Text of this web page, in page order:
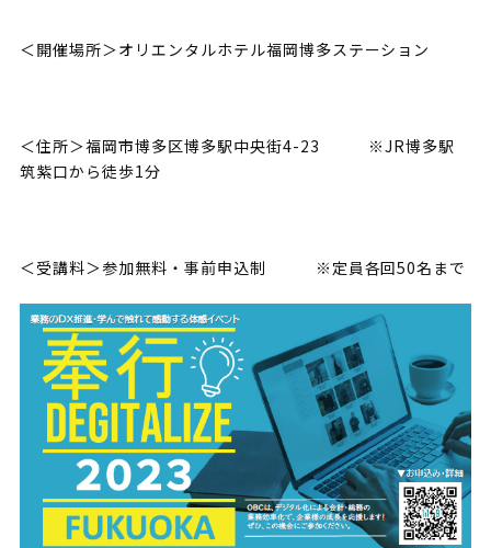
＜開催場所＞オリエンタルホテル福岡博多ステーション
＜住所＞福岡市博多区博多駅中央街4-23 ※JR博多駅
筑紫口から徒歩1分
＜受講料＞参加無料・事前申込制 ※定員各回50名まで